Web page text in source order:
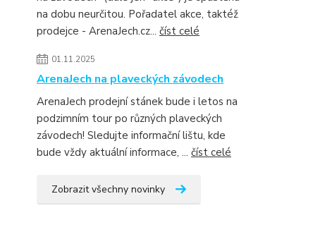
na dobu neurčitou. Pořadatel akce, taktéž
prodejce - ArenaJech.cz... číst celé
01.11.2025
ArenaJech na plaveckých závodech
ArenaJech prodejní stánek bude i letos na
podzimním tour po různých plaveckých
závodech! Sledujte informační lištu, kde
bude vždy aktuální informace, ... číst celé
Zobrazit všechny novinky